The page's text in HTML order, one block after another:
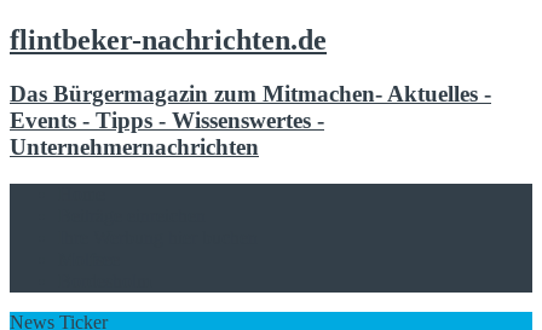
flintbeker-nachrichten.de
Das Bürgermagazin zum Mitmachen- Aktuelles -
Events - Tipps - Wissenswertes -
Unternehmernachrichten
News Ticker